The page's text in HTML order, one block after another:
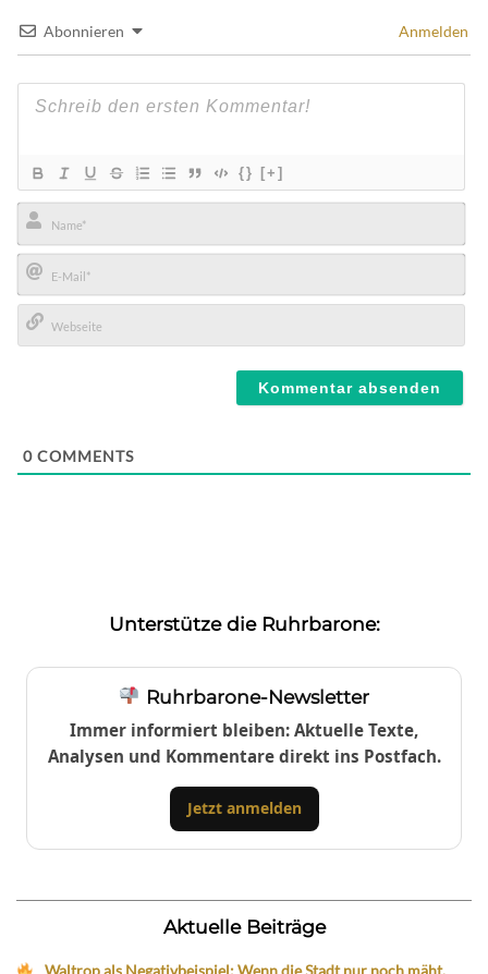
Abonnieren Anmelden
{} [+]
Name*
E-
Mail*
0 COMMENTS
Unterstütze die Ruhrbarone:
Ruhrbarone-Newsletter
Immer informiert bleiben: Aktuelle Texte,
Analysen und Kommentare direkt ins Postfach.
Jetzt anmelden
Aktuelle Beiträge
Waltrop als Negativbeispiel: Wenn die Stadt nur noch mäht,